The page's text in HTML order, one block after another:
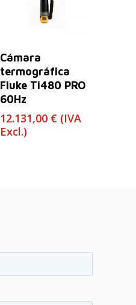
Cámara
termográfica
Fluke Ti480 PRO
60Hz
12.131,00 € (IVA
Excl.)